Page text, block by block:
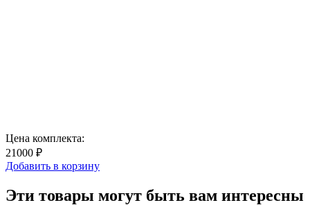
Цена комплекта:
21000 ₽
Добавить в корзину
Эти товары могут быть вам интересны